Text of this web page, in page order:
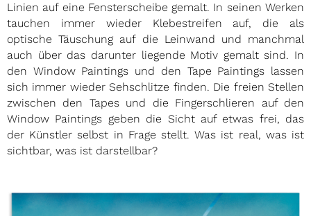
Linien auf eine Fensterscheibe gemalt. In seinen Werken
tauchen immer wieder Klebestreifen auf, die als
optische Täuschung auf die Leinwand und manchmal
auch über das darunter liegende Motiv gemalt sind. In
den Window Paintings und den Tape Paintings lassen
sich immer wieder Sehschlitze finden. Die freien Stellen
zwischen den Tapes und die Fingerschlieren auf den
Window Paintings geben die Sicht auf etwas frei, das
der Künstler selbst in Frage stellt. Was ist real, was ist
sichtbar, was ist darstellbar?